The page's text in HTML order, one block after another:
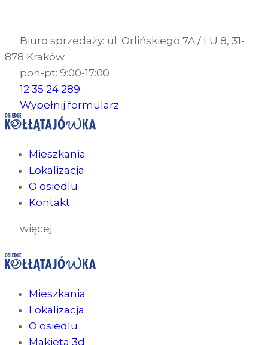
Biuro sprzedaży: ul. Orlińskiego 7A / LU 8, 31-
878 Kraków
pon-pt: 9:00-17:00
12 35 24 289
Wypełnij formularz
Mieszkania
Lokalizacja
O osiedlu
Kontakt
więcej
Mieszkania
Lokalizacja
O osiedlu
Makieta 3d